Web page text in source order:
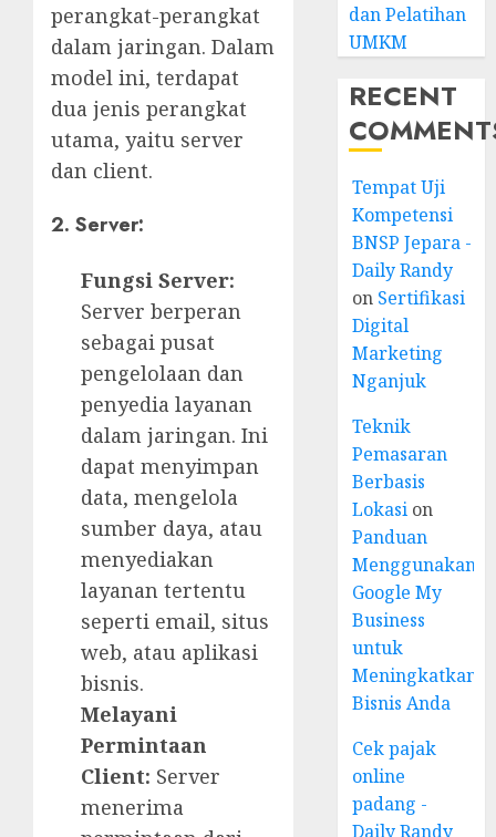
perangkat-perangkat
dalam jaringan. Dalam
model ini, terdapat
dua jenis perangkat
utama, yaitu server
dan client.
2. Server:
Fungsi Server:
Server berperan
sebagai pusat
pengelolaan dan
penyedia layanan
dalam jaringan. Ini
dapat menyimpan
data, mengelola
sumber daya, atau
menyediakan
layanan tertentu
seperti email, situs
web, atau aplikasi
bisnis.
Melayani
Permintaan
Client: Server
menerima
dan Pelatihan
UMKM
RECENT
Tempat Uji
Kompetensi
BNSP Jepara -
Daily Randy
on Sertifikasi
Digital
Marketing
Nganjuk
Teknik
Pemasaran
Berbasis
Lokasi on
Panduan
Menggunakan
Google My
Business
untuk
Meningkatkan
Bisnis Anda
Cek pajak
online
padang -
Daily Randy